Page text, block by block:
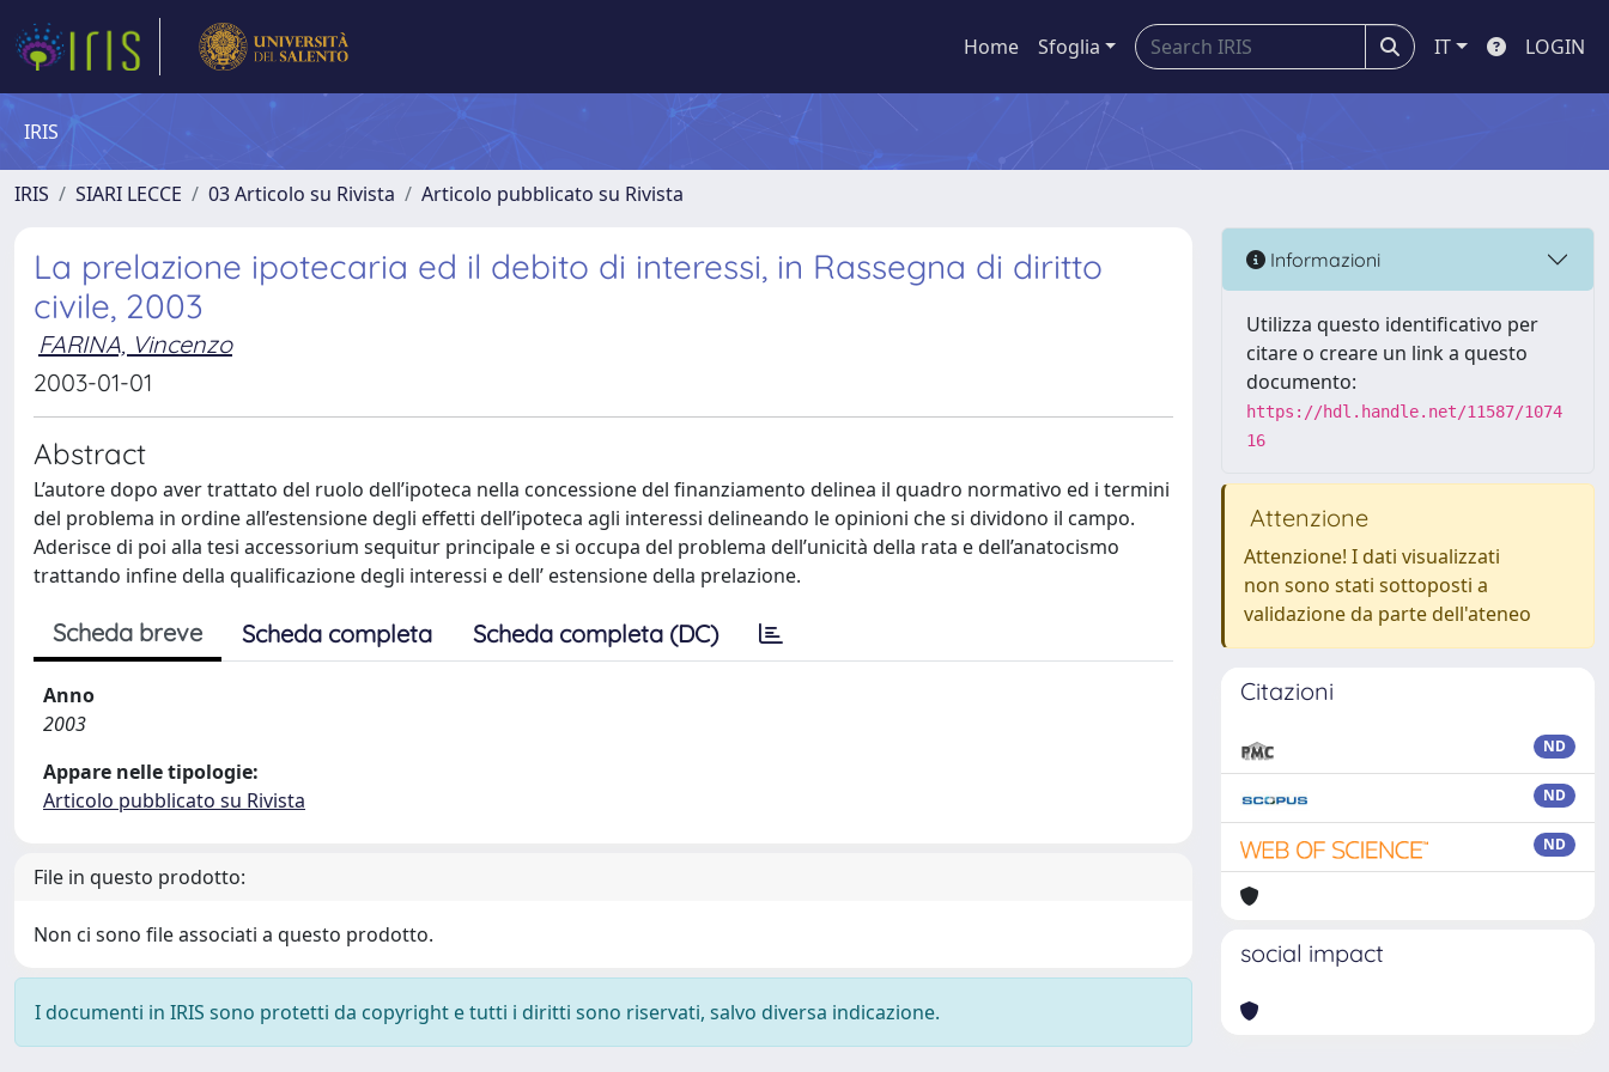
Home Sfoglia IT LOGIN
IRIS
IRIS SIARI LECCE 03 Articolo su Rivista Articolo pubblicato su Rivista
La prelazione ipotecaria ed il debito di interessi, in Rassegna di diritto
civile, 2003
FARINA, Vincenzo
2003-01-01
Abstract
L’autore dopo aver trattato del ruolo dell’ipoteca nella concessione del finanziamento delinea il quadro normativo ed i termini
del problema in ordine all’estensione degli effetti dell’ipoteca agli interessi delineando le opinioni che si dividono il campo.
Aderisce di poi alla tesi accessorium sequitur principale e si occupa del problema dell’unicità della rata e dell’anatocismo
trattando infine della qualificazione degli interessi e dell’ estensione della prelazione.
Scheda breve Scheda completa Scheda completa (DC)
Anno
2003
Appare nelle tipologie:
Articolo pubblicato su Rivista
File in questo prodotto:
Non ci sono file associati a questo prodotto.
I documenti in IRIS sono protetti da copyright e tutti i diritti sono riservati, salvo diversa indicazione.
Informazioni
Utilizza questo identificativo per
citare o creare un link a questo
documento:
https://hdl.handle.net/11587/1074
16
Attenzione
Attenzione! I dati visualizzati
non sono stati sottoposti a
validazione da parte dell'ateneo
Citazioni
ND
ND
ND
social impact